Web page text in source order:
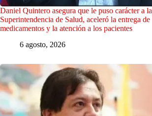
Daniel Quintero asegura que le puso carácter a la
Superintendencia de Salud, aceleró la entrega de
medicamentos y la atención a los pacientes
6 agosto, 2026